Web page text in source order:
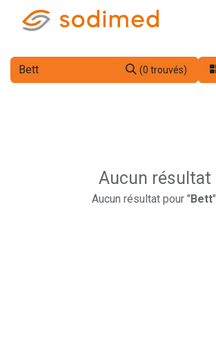
(0 trouvés)
Aucun résultat
Aucun résultat pour "Bett".